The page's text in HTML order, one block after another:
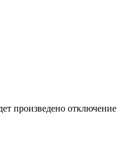
произведено отключение